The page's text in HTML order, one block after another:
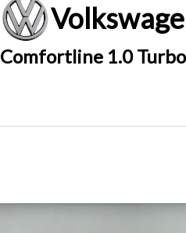
Comfortline 1.0 Turbo